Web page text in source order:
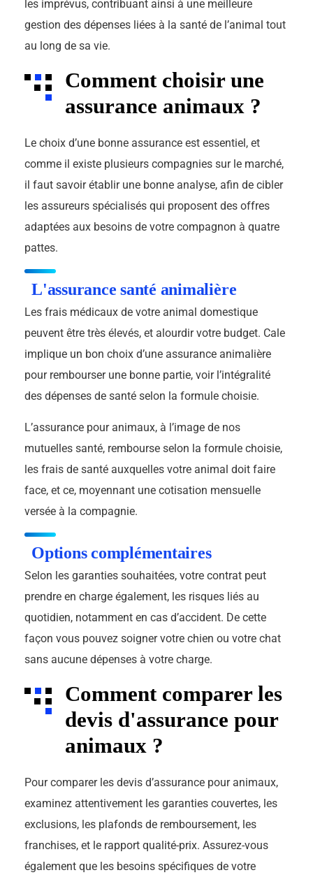
les imprévus, contribuant ainsi à une meilleure
gestion des dépenses liées à la santé de l’animal tout
au long de sa vie.
Comment choisir une
assurance animaux ?
Le choix d’une bonne assurance est essentiel, et
comme il existe plusieurs compagnies sur le marché,
il faut savoir établir une bonne analyse, afin de cibler
les assureurs spécialisés qui proposent des offres
adaptées aux besoins de votre compagnon à quatre
pattes.
L'assurance santé animalière
Les frais médicaux de votre animal domestique
peuvent être très élevés, et alourdir votre budget. Cale
implique un bon choix d’une assurance animalière
pour rembourser une bonne partie, voir l’intégralité
des dépenses de santé selon la formule choisie.
L’assurance pour animaux, à l’image de nos
mutuelles santé, rembourse selon la formule choisie,
les frais de santé auxquelles votre animal doit faire
face, et ce, moyennant une cotisation mensuelle
versée à la compagnie.
Options complémentaires
Selon les garanties souhaitées, votre contrat peut
prendre en charge également, les risques liés au
quotidien, notamment en cas d’accident. De cette
façon vous pouvez soigner votre chien ou votre chat
sans aucune dépenses à votre charge.
Comment comparer les
devis d'assurance pour
animaux ?
Pour comparer les devis d’assurance pour animaux,
examinez attentivement les garanties couvertes, les
exclusions, les plafonds de remboursement, les
franchises, et le rapport qualité-prix. Assurez-vous
également que les besoins spécifiques de votre